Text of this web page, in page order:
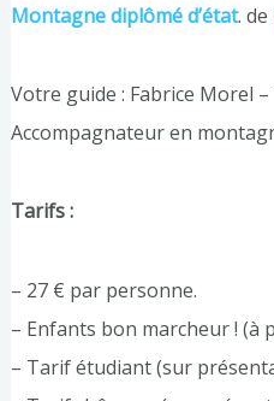
Montagne diplômé d’état. de
Votre guide : Fabrice Morel –
Accompagnateur en
Tarifs :
– 27 € par personne.
– Enfants bon marcheur ! (à
– Tarif étudiant (sur